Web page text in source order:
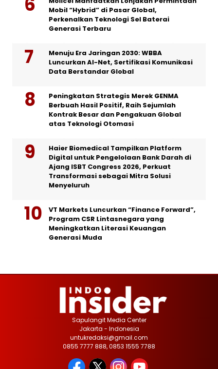
Mobil “Hybrid” di Pasar Global,
Perkenalkan Teknologi Sel Baterai
Generasi Terbaru
Menuju Era Jaringan 2030: WBBA
Luncurkan AI-Net, Sertifikasi Komunikasi
Data Berstandar Global
Peningkatan Strategis Merek GENMA
Berbuah Hasil Positif, Raih Sejumlah
Kontrak Besar dan Pengakuan Global
atas Teknologi Otomasi
Haier Biomedical Tampilkan Platform
Digital untuk Pengelolaan Bank Darah di
Ajang ISBT Congress 2026, Perkuat
Transformasi sebagai Mitra Solusi
Menyeluruh
VT Markets Luncurkan “Finance Forward”,
Program CSR Lintasnegara yang
Meningkatkan Literasi Keuangan
Generasi Muda
Sapulangit Media Center
Jakarta - Indonesia
untukredaksi@gmail.com
0855 7777 888, 0853 1555 7788